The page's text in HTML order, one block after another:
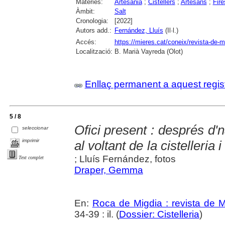
Matèries: Artesania; Cistellers ; Artesans ;
Àmbit:
Salt
Cronologia:
[2022]
Autors add.: Fernández, Lluís (Il·l.)
Accés:
https://mieres.cat/coneix/revista-de-
Localització: B. Marià Vayreda (Olot)
Enllaç permanent a aquest
5 / 8
seleccionar
imprimir
Text complet
Ofici present : després
al voltant de la cistelleria
; Lluís Fernández, fotos
Draper, Gemma
En: Roca de Migdia : revista de
34-39 : il. (Dossier: Cistelleria)